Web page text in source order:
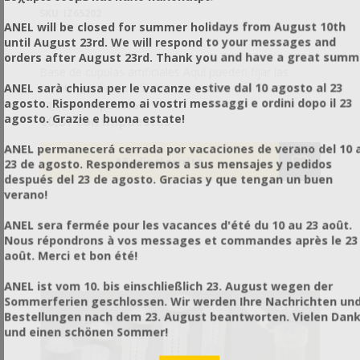
cúpulas artificiales. Si desean realizar cría de reinas,
serán muy útiles porque caben bien sobre los
protectores de las cúpulas reales (IZ65204).
€0,30 sin impuestos
€0,37 con impuestos
ANEL will be closed for summer holidays from August 10th
until August 23rd. We will respond to your messages and
orders after August 23rd. Thank you and have a great
ANEL sarà chiusa per le vacanze estive dal 10 agosto al 23
agosto. Risponderemo ai vostri messaggi e ordini dopo il 23
agosto. Grazie e buona estate!
ANEL permanecerá cerrada por vacaciones de verano del 10
23 de agosto. Responderemos a sus mensajes y pedidos
después del 23 de agosto. Gracias y que tengan un buen
verano!
ANEL sera fermée pour les vacances d'été du 10 au 23 août.
Nous répondrons à vos messages et commandes après le 23
août. Merci et bon été!
ANEL ist vom 10. bis einschließlich 23. August wegen der
Sommerferien geschlossen. Wir werden Ihre Nachrichten
Bestellungen nach dem 23. August beantworten. Vielen Dank
und einen schönen Sommer!